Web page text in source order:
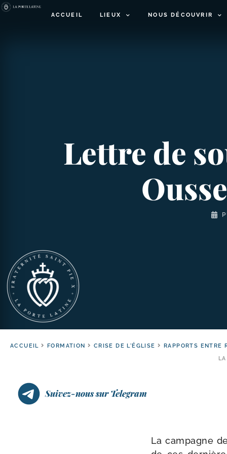
ACCUEIL LIEUX NOUS DÉCOUVRIR
Lettre de
ACCUEIL FORMATION CRISE DE L'ÉGLISE
RAPPORTS ENTRE
Suivez-nous sur Telegram
La cam­pagne